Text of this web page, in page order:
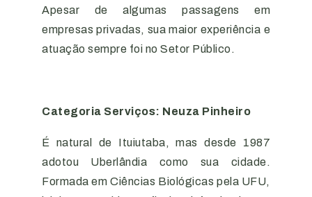
Apesar de algumas passagens em
empresas privadas, sua maior experiência e
atuação sempre foi no Setor Público.
Categoria Serviços: Neuza Pinheiro
É natural de Ituiutaba, mas desde 1987
adotou Uberlândia como sua cidade.
Formada em Ciências Biológicas pela UFU,